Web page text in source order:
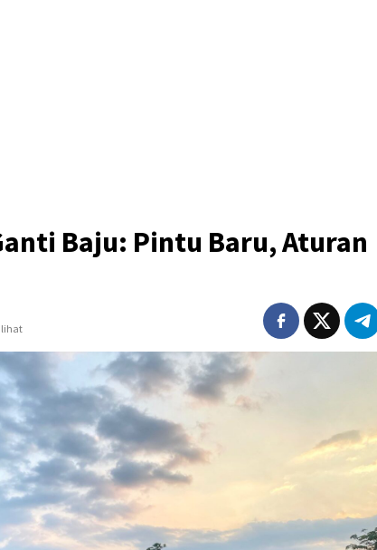
Baju: Pintu Baru, Aturan